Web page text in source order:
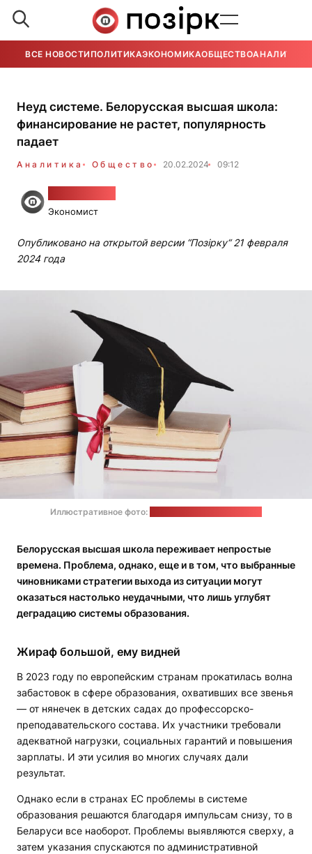
ВСЕ НОВОСТИ ПОЛИТИКАЭКОНОМИКАОБЩЕСТВОАНАЛИТИКА
Неуд системе. Белорусская высшая школа:
финансирование не растет, популярность
падает
Аналитика Общество 20.02.2024 09:12
Экономист
Опубликовано на открытой версии “Позірку“ 21 февраля
2024 года
Иллюстративное фото:
Белорусская высшая школа переживает непростые
времена. Проблема, однако, еще и в том, что выбранные
чиновниками стратегии выхода из ситуации могут
оказаться настолько неудачными, что лишь углубят
деградацию системы образования.
Жираф большой, ему видней
В 2023 году по европейским странам прокатилась волна
забастовок в сфере образования, охвативших все звенья
— от нянечек в детских садах до профессорско-
преподавательского состава. Их участники требовали
адекватной нагрузки, социальных гарантий и повышения
зарплаты. И эти усилия во многих случаях дали
результат.
Однако если в странах ЕС проблемы в системе
образования решаются благодаря импульсам снизу, то в
Беларуси все наоборот. Проблемы выявляются сверху, а
затем указания спускаются по административной